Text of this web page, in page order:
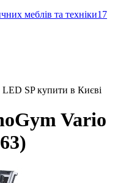
меблів та техніки17
SP купити в Києві
Vario